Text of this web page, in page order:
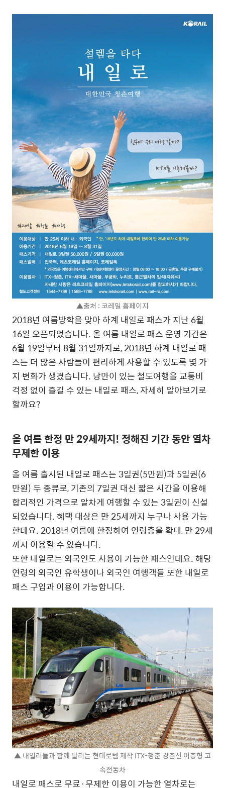
▲출처 : 코레일 홈페이지
2018년 여름방학을 맞아 하계 내일로 패스가 지난 6월
16일 오픈되었습니다. 올 여름 내일로 패스 운영 기간은
6월 19일부터 8월 31일까지로, 2018년 하계 내일로 패
스는 더 많은 사람들이 편리하게 사용할 수 있도록 몇 가
지 변화가 생겼습니다. 낭만이 있는 철도여행을 교통비
걱정 없이 즐길 수 있는 내일로 패스, 자세히 알아보기로
할까요?
올 여름 한정 만 29세까지! 정해진 기간 동안 열차
무제한 이용
올 여름 출시된 내일로 패스는 3일권(5만원)과 5일권(6
만원) 두 종류로, 기존의 7일권 대신 짧은 시간을 이용해
합리적인 가격으로 알차게 여행할 수 있는 3일권이 신설
되었습니다. 혜택 대상은 만 25세까지 누구나 사용 가능
한데요. 2018년 여름에 한정하여 연령층을 확대, 만 29세
까지 이용할 수 있습니다.
또한 내일로는 외국인도 사용이 가능한 패스인데요. 해당
연령의 외국인 유학생이나 외국인 여행객들 또한 내일로
패스 구입과 이용이 가능합니다.
▲ 내일러들과 함께 달리는 현대로템 제작 ITX-청춘 경춘선 이층형 고
속전동차
내일로 패스로 무료·무제한 이용이 가능한 열차로는